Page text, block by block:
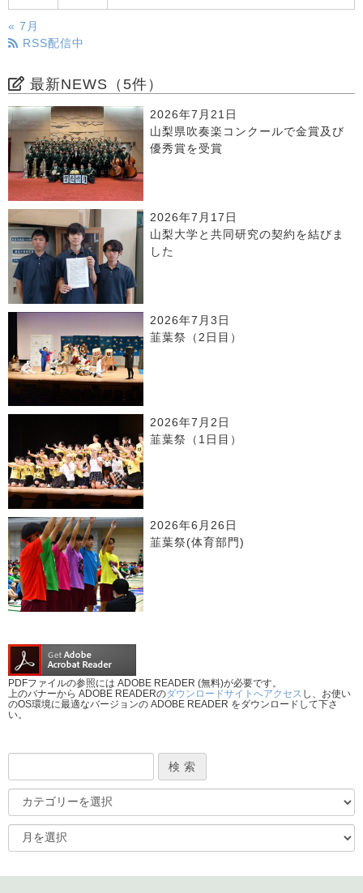
« 7月
RSS配信中
最新NEWS（5件）
2026年7月21日
山梨県吹奏楽コンクールで金賞及び
優秀賞を受賞
2026年7月17日
山梨大学と共同研究の契約を結びま
した
2026年7月3日
韮葉祭（2日目）
2026年7月2日
韮葉祭（1日目）
2026年6月26日
韮葉祭(体育部門)
PDFファイルの参照には ADOBE READER (無料)が必要です。
上のバナーから ADOBE READERのダウンロードサイトへアクセス し、お使い
のOS環境に最適なバージョンの ADOBE READER をダウンロードして下さ
い。